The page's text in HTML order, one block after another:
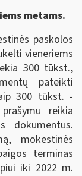
metams.
paskolos
vieneriems
300 tūkst.,
pateikti
300 tūkst. -
reikia
dokumentus.
mokestinės
terminas
iki 2022 m.